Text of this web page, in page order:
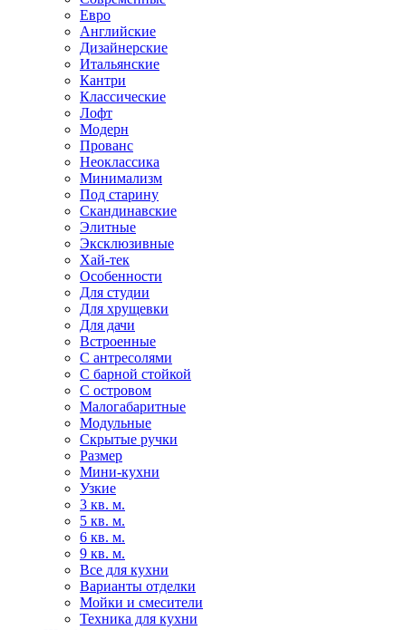
Евро
Английские
Дизайнерские
Итальянские
Кантри
Классические
Лофт
Модерн
Прованс
Неоклассика
Минимализм
Под старину
Скандинавские
Элитные
Эксклюзивные
Хай-тек
Особенности
Для студии
Для хрущевки
Для дачи
Встроенные
С антресолями
С барной стойкой
С островом
Малогабаритные
Модульные
Скрытые ручки
Размер
Мини-кухни
Узкие
3 кв. м.
5 кв. м.
6 кв. м.
9 кв. м.
Все для кухни
Варианты отделки
Мойки и смесители
Техника для кухни